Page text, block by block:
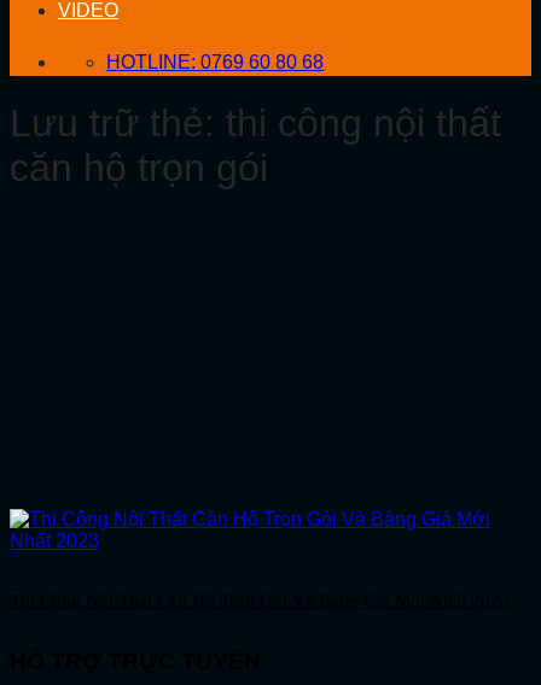
VIDEO
HOTLINE: 0769 60 80 68
Lưu trữ thẻ: thi công nội thất
căn hộ trọn gói